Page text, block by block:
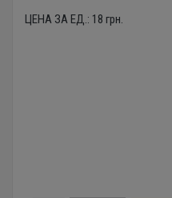
ЦЕНА ЗА ЕД.: 18 грн.